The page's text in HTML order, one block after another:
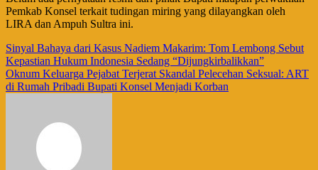
Pemkab Konsel terkait tudingan miring yang dilayangkan oleh
LIRA dan Ampuh Sultra ini.
Navigasi
pos
Sinyal Bahaya dari Kasus Nadiem Makarim: Tom Lembong Sebut
Kepastian Hukum Indonesia Sedang “Dijungkirbalikkan”
Oknum Keluarga Pejabat Terjerat Skandal Pelecehan Seksual: ART
di Rumah Pribadi Bupati Konsel Menjadi Korban